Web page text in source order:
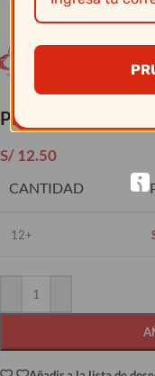
Plato Redondo
S/12.50
CANTIDAD
12+